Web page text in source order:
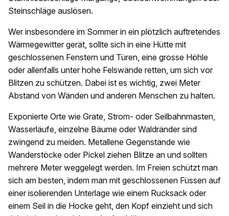
Steinschläge auslösen.
Wer insbesondere im Sommer in ein plötzlich auftretendes
Wärmegewitter gerät, sollte sich in eine Hütte mit
geschlossenen Fenstern und Türen, eine grosse Höhle
oder allenfalls unter hohe Felswände retten, um sich vor
Blitzen zu schützen. Dabei ist es wichtig, zwei Meter
Abstand von Wänden und anderen Menschen zu halten.
Exponierte Orte wie Grate, Strom- oder Seilbahnmasten,
Wasserläufe, einzelne Bäume oder Waldränder sind
zwingend zu meiden. Metallene Gegenstände wie
Wanderstöcke oder Pickel ziehen Blitze an und sollten
mehrere Meter weggelegt werden. Im Freien schützt man
sich am besten, indem man mit geschlossenen Füssen auf
einer isolierenden Unterlage wie einem Rucksack oder
einem Seil in die Hocke geht, den Kopf einzieht und sich